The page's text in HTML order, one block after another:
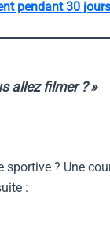
pendant 30
allez filmer ? »
sportive ? Une
: